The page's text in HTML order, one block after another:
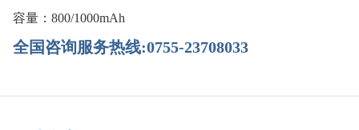
容量：800/1000mAh
全国咨询服务热线:0755-23708033